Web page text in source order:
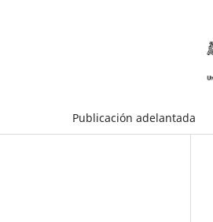
Publicación adelantada